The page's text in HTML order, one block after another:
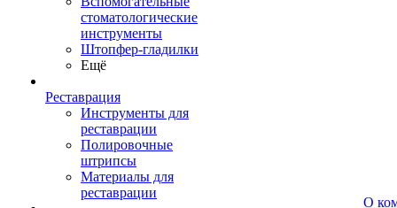
стоматологические
инструменты
Штопфер-гладилки
Ещё
Реставрация
Инструменты для
реставрации
Полировочные
штрипсы
Материалы для
реставрации
О